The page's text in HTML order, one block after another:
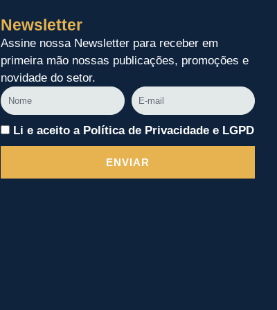
Newsletter
Assine nossa Newsletter para receber em
primeira mão nossas publicações, promoções e
novidade do setor.
Nome
E-
mail
Li e aceito a Política de Privacidade e LGPD
ENVIAR